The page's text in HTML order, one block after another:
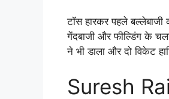
टॉस हारकर पहले
गेंदबाजी और फील्डिंग के
ने भी डाला और दो विकेट
Suresh